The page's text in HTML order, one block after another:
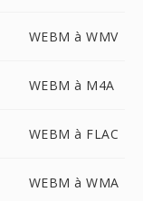
WEBM à WMV
WEBM à M4A
WEBM à FLAC
WEBM à WMA